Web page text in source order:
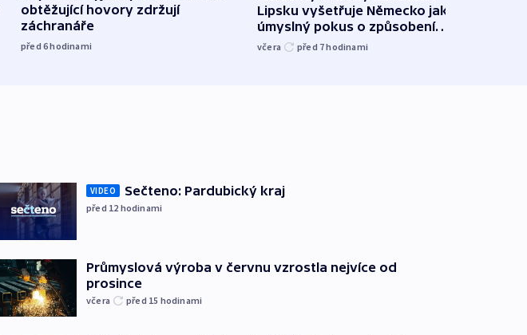
obtěžující hovory zdržují
záchranáře
před 6hodinami
Lipsku vyšetřuje Německo jako
úmyslný pokus o způsobení
exploze
včera před 7hodinami
VIDEO Sečteno: Pardubický kraj
před 12 hodinami
Průmyslová výroba v červnu vzrostla nejvíce od
prosince
včera před 15 hodinami